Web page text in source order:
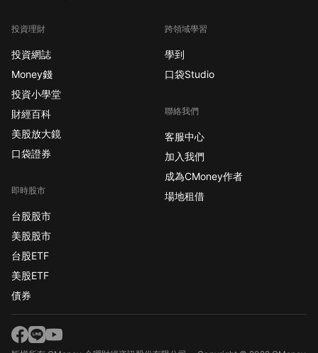
投資理財
投資網誌
Money錢
投資小學堂
財經百科
美股放大鏡
口袋證券
即時股市
台股股市
美股股市
台股ETF
美股ETF
債券
跨領域學習
學到
口袋Studio
聯絡我們
客服中心
加入我們
成為CMoney作者
場地租借